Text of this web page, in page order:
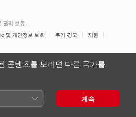
권리 보유.
및 개인정보 보호 쿠키 경고
지원
콘텐츠를 보려면 다른 국가를
계속